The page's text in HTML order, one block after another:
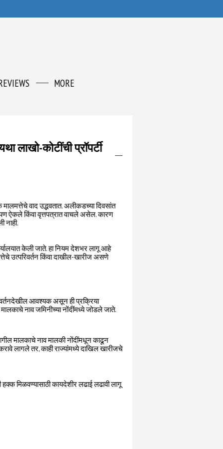
MORE
लाखो-कोटींची प्रॉपर्टी
वाद उद्भवतात. अलीकडच्या दिवसांत
ऐकले किंवा वृत्तपत्रात वाचले असेल. कारण
नाही.
केली जाते. हा नियम देशभर लागू आहे
उत्परिवर्तन किंवा दाखील-खारीज असणे
आवश्यक असून ही प्रक्रिया
नाव जमिनीच्या नोंदींमध्ये जोडले जाते.
मालकाचे नाव मालकी नोंदींमधून काढून
लागले तर, काही राज्यांमध्ये दाखिल खारीजचे
हक्क मिळवण्यासाठी कायदेशीर लढाई लढावी लागू